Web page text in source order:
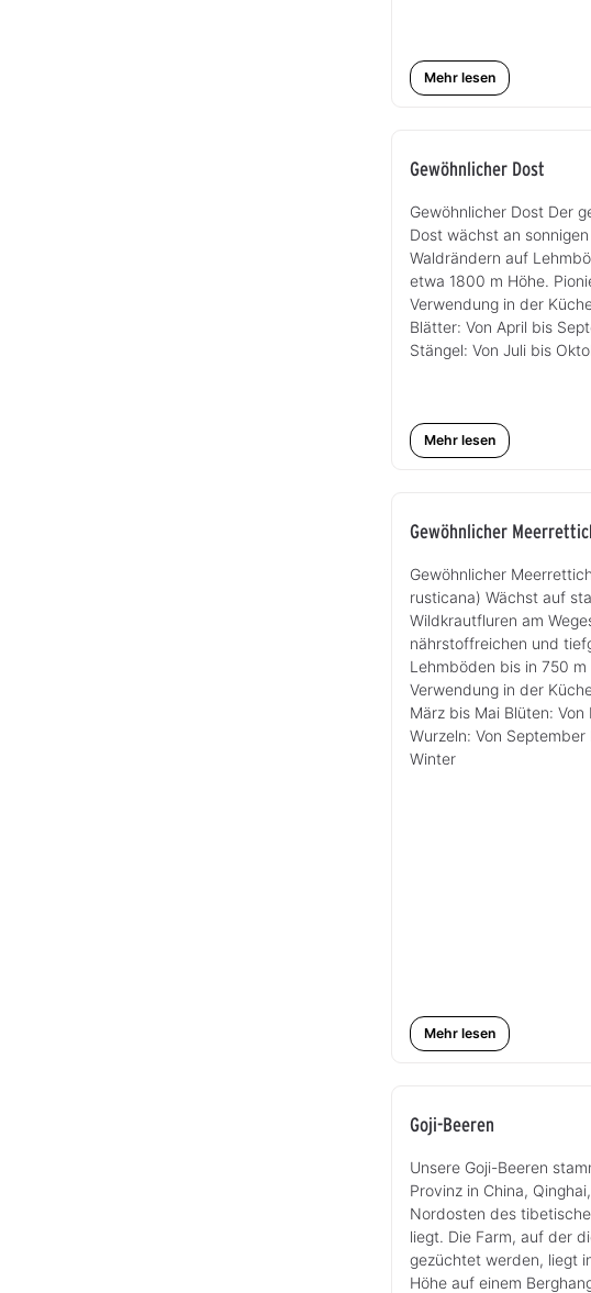
Mehr lesen
Gewöhnlicher Dost
Gewöhnlicher Dost Der
Dost wächst an
Waldrändern auf
etwa 1800 m Höhe.
Verwendung in der
Blätter: Von April bis
Stängel: Von Juli bis
Mehr lesen
Gewöhnlicher
Gewöhnlicher
rusticana) Wächst auf
Wildkrautfluren am
nährstoffreichen und
Lehmböden bis in 750 m
Verwendung in der
März bis Mai Blüten: Von
Wurzeln: Von September
Winter
Mehr lesen
Goji-Beeren
Unsere Goji-Beeren
Provinz in China,
Nordosten des
liegt. Die Farm, auf der
gezüchtet werden, liegt
Höhe auf einem